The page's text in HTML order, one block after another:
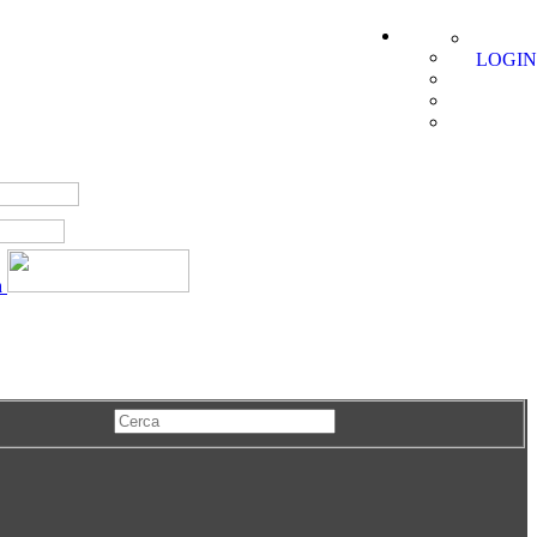
LOGIN